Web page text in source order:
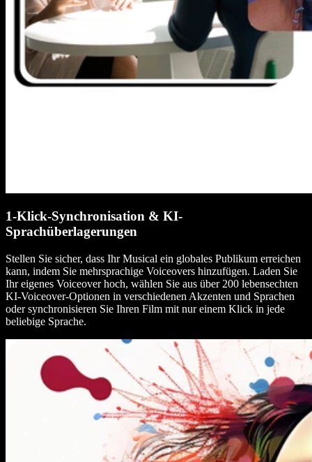
1-Klick-Synchronisation & KI-
Sprachüberlagerungen
Stellen Sie sicher, dass Ihr Musical ein globales Publikum erreichen
kann, indem Sie mehrsprachige Voiceovers hinzufügen. Laden Sie
Ihr eigenes Voiceover hoch, wählen Sie aus über 200 lebensechten
KI-Voiceover-Optionen in verschiedenen Akzenten und Sprachen
oder synchronisieren Sie Ihren Film mit nur einem Klick in jede
beliebige Sprache.